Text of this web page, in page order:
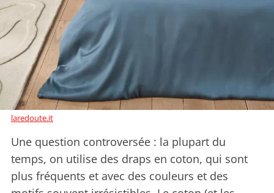
laredoute.it
Une question controversée : la plupart du
temps, on utilise des draps en coton, qui sont
plus fréquents et avec des couleurs et des